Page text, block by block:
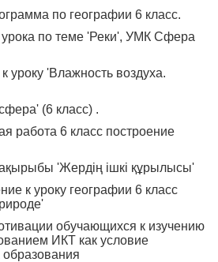
по географии 6 класс.
урока по теме 'Реки', УМК Сфера
уроку 'Влажность воздуха.
(6 класс) .
работа 6 класс построение
'Жердің ішкі құрылысы'
к уроку географии 6 класс
обучающихся к изучению
ИКТ как условие